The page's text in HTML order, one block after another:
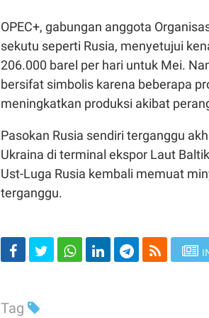
OPEC+, gabungan anggota
sekutu seperti Rusia, menyetujui
206.000 barel per hari untuk Mei.
bersifat simbolis karena beberapa
meningkatkan produksi akibat
Pasokan Rusia sendiri terganggu
Ukraina di terminal ekspor Laut
Ust-Luga Rusia kembali memuat
terganggu.
Tag